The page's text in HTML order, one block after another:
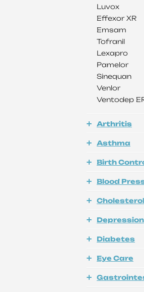
Luvox
Effexor XR
Emsam
Tofranil
Lexapro
Pamelor
Sinequan
Venlor
Ventodep
Arthritis
Asthma
Birth
Blood
Depression
Diabetes
Eye Care